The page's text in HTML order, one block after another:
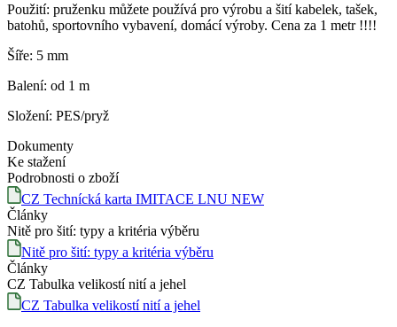
Použití: pruženku můžete používá pro výrobu a šití kabelek, tašek,
batohů, sportovního vybavení, domácí výroby. Cena za 1 metr !!!!
Šíře: 5 mm
Balení: od 1 m
Složení: PES/pryž
Dokumenty
Ke stažení
Podrobnosti o zboží
CZ Technícká karta IMITACE LNU NEW
Články
Nitě pro šití: typy a kritéria výběru
Nitě pro šití: typy a kritéria výběru
Články
CZ Tabulka velikostí nití a jehel
CZ Tabulka velikostí nití a jehel